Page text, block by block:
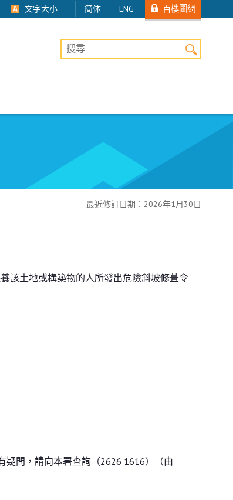
文字大小 简体 ENG 百樓圖網
桌上版網站搜尋
最近修訂日期：2026年1月30日
該土地或構築物的人所發出危險斜坡修葺令
疑問，請向本署查詢（2626 1616）（由